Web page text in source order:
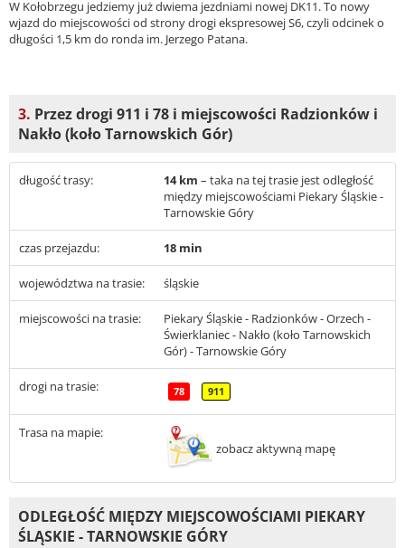
W Kołobrzegu jedziemy już dwiema jezdniami nowej DK11. To nowy
wjazd do miejscowości od strony drogi ekspresowej S6, czyli odcinek o
długości 1,5 km do ronda im. Jerzego Patana.
3. Przez drogi 911 i 78 i miejscowości Radzionków i
Nakło (koło Tarnowskich Gór)
długość trasy: 14 km – taka na tej trasie jest odległość
między miejscowościami Piekary Śląskie -
Tarnowskie Góry
czas przejazdu: 18 min
województwa na trasie: śląskie
miejscowości na trasie:
Piekary Śląskie - Radzionków - Orzech -
Świerklaniec - Nakło (koło Tarnowskich
Gór) - Tarnowskie Góry
drogi na trasie: 78 911
Trasa na mapie:
zobacz aktywną mapę
ODLEGŁOŚĆ MIĘDZY MIEJSCOWOŚCIAMI PIEKARY
ŚLĄSKIE - TARNOWSKIE GÓRY